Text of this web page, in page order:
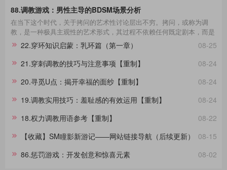
88.调教游戏：男性主导的BDSM场景分析
在当下这个时代，关于拷问的艺术性讨论层出不穷。拷问，或称为调
教，是一种极具主观性的艺术形式，其过程不依赖任何既定剧本，而是
一种即兴的表现艺术。在这场艺术的表达中，每一个不同性格的受拷者
都呈现出独一无二的故事线。举例来说，那些宁死不屈的与那些畏惧权
威的受拷者，他们在面对同样的惩罚时表现出的反应极其不同，这种差
异进一步影响了拷问的整个过程。通过淙垚个人经验和广泛的文献及影
视作品研究，本文旨在分享这一主题。在此，拷问者与受拷者分别扮演
问。拷
08-25
22.穿环知识启蒙：乳环篇（第一章）
08-24
21.穿刺调教的技巧与注意事项【重制】
08-24
20.寻觅U点：揭开幸福的面纱【重制】
08-24
19.调教实用技巧：羞耻感的有效运用【重制】
08-22
18.权力调教用语参考【重制】
08-15
【收藏】SM瞳影新游记——网站链接导航（后续更新）
08-02
86.惩罚游戏：开发创意和惊喜元素